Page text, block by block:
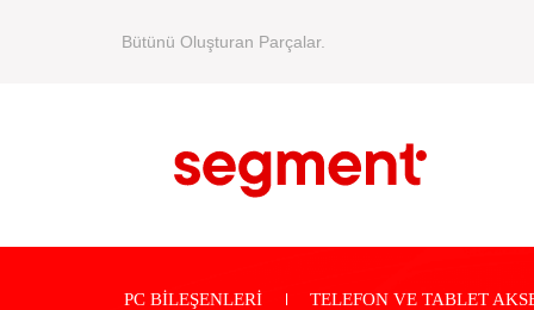
Bütünü Oluşturan Parçalar.
PC BİLEŞENLERİ TELEFON VE TABLET